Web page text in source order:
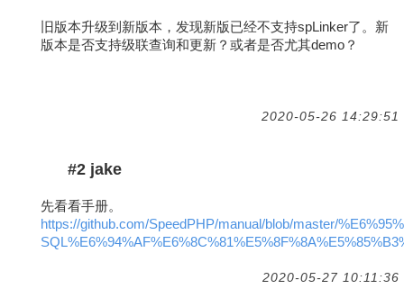
旧版本升级到新版本，发现新版已经不支持spLinker了。新
版本是否支持级联查询和更新？或者是否尤其demo？
2020-05-26 14:29:51
#2 jake
先看看手册。
https://github.com/SpeedPHP/manual/blob/master/
2020-05-27 10:11:36